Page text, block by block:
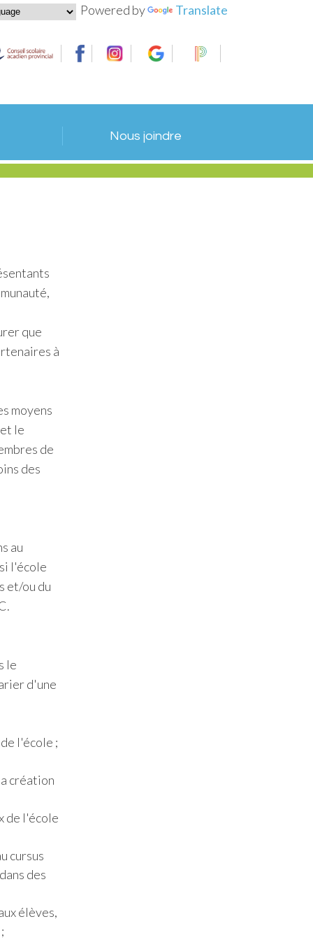
Powered by Translate
Nous joindre
que
à
moyens
le
de
des
au
l'école
et/ou du
le
d'une
l'école ;
création
de l'école
cursus
des
élèves,